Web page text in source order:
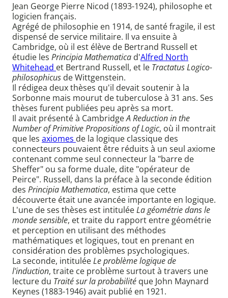
Jean George Pierre Nicod (1893-1924), philosophe et
logicien français.
Agrégé de philosophie en 1914, de santé fragile, il est
dispensé de service militaire. Il va ensuite à
Cambridge, où il est élève de Bertrand Russell et
étudie les Principia Mathematica d'Alfred North
Whitehead et Bertrand Russell, et le Tractatus Logico-
philosophicus de Wittgenstein.
Il rédigea deux thèses qu'il devait soutenir à la
Sorbonne mais mourut de tuberculose à 31 ans. Ses
thèses furent publiées peu après sa mort.
Il avait présenté à CambridgeA Reduction in the
Number of Primitive Propositions of Logic, où il montrait
que les axiomes de la logique classique des
connecteurs pouvaient être réduits à un seul axiome
contenant comme seul connecteur la "barre de
Sheffer" ou sa forme duale, dite "opérateur de
Peirce". Russell, dans la préface à la seconde édition
des Principia Mathematica, estima que cette
découverte était une avancée importante en logique.
L'une de ses thèses est intituléeLa géométrie dans le
monde sensible, et traite du rapport entre géométrie
et perception en utilisant des méthodes
mathématiques et logiques, tout en prenant en
considération des problèmes psychologiques.
La seconde, intituléeLe problème logique de
l'induction, traite ce problème surtout à travers une
lecture du Traité sur la probabilité que John Maynard
Keynes (1883-1946) avait publié en 1921.